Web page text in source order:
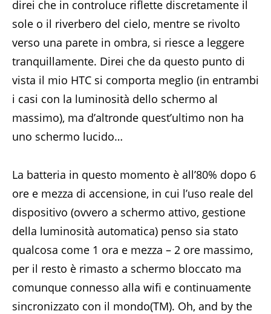
direi che in controluce riflette discretamente il
sole o il riverbero del cielo, mentre se rivolto
verso una parete in ombra, si riesce a leggere
tranquillamente. Direi che da questo punto di
vista il mio HTC si comporta meglio (in entrambi
i casi con la luminosità dello schermo al
massimo), ma d’altronde quest’ultimo non ha
uno schermo lucido…
La batteria in questo momento è all’80% dopo 6
ore e mezza di accensione, in cui l’uso reale del
dispositivo (ovvero a schermo attivo, gestione
della luminosità automatica) penso sia stato
qualcosa come 1 ora e mezza – 2 ore massimo,
per il resto è rimasto a schermo bloccato ma
comunque connesso alla wifi e continuamente
sincronizzato con il mondo(TM). Oh, and by the